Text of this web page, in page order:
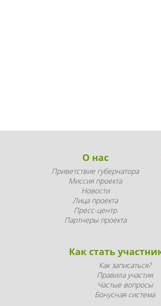
О нас
Приветствие губернатора
Миссия проекта
Новости
Лица проекта
Пресс-центр
Партнеры проекта
Как стать
Как записаться?
Правила участия
Частые вопросы
Бонусная система